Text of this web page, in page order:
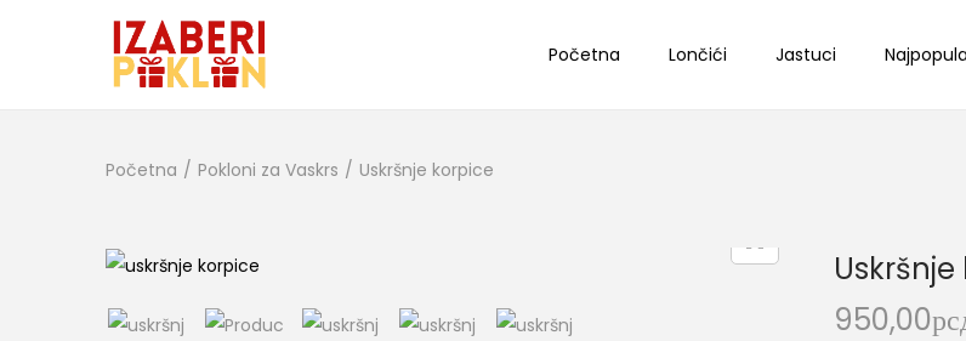
Početna Lončići Jastuci
Početna / Pokloni za Vaskrs / Uskršnje korpice
950,00